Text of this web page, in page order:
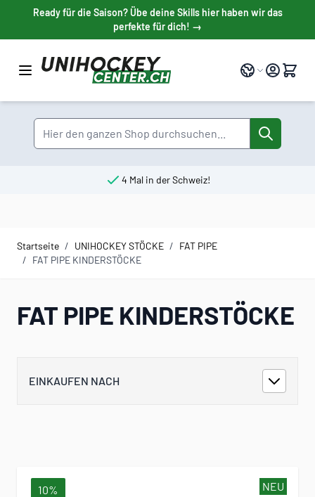
Direkt zum Inhalt
Ready für die Saison? Übe deine Skills hier haben wir das
perfekte für dich! →
Sprache
Suche
4 Mal in der Schweiz!
Startseite / UNIHOCKEY STÖCKE / FAT PIPE
/ FAT PIPE KINDERSTÖCKE
FAT PIPE KINDERSTÖCKE
EINKAUFEN NACH
NEU
10%